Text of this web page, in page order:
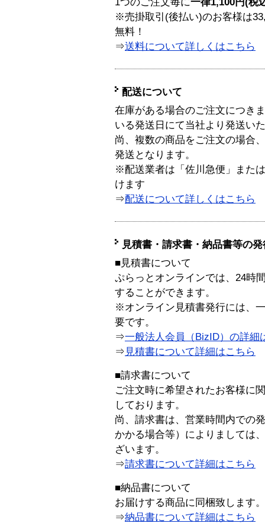
1つのご注文毎に一律1,100円(税
※売掛取引(後払い)のお客様は
無料！
⇒送料について詳しくはこちら
配送について
在庫がある場合のご注文につき
いる発送日にて当社より発送い
尚、複数の商品をご注文の場合
発送となります。
※配送業者は「佐川急便」また
けます
⇒配送について詳しくはこちら
見積書・請求書・納品書等の
■見積書について
ぷらっとオンラインでは、24時
することができます。
※オンライン見積書発行には、
要です。
⇒一般法人会員（BizID）の詳細
⇒ 見積書について詳細はこちら
■請求書について
ご注文時に希望されたお客様に
しております。
尚、請求書は、営業時間内での
かかる場合等）によりましては
ざいます。
⇒請求書について詳細はこちら
■納品書について
お届けする商品に同梱致します。
⇒納品書について詳細はこちら